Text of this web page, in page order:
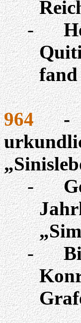
-
fand
964 -
„
-
-